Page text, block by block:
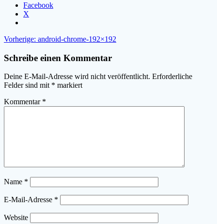
Facebook
X
Beitragsnavigation
Vorherige: Vorheriger
android-chrome-192×192
Schreibe einen Kommentar
Deine E-Mail-Adresse wird nicht veröffentlicht. Erforderliche
Felder sind mit * markiert
Kommentar *
Name *
E-Mail-Adresse *
Website